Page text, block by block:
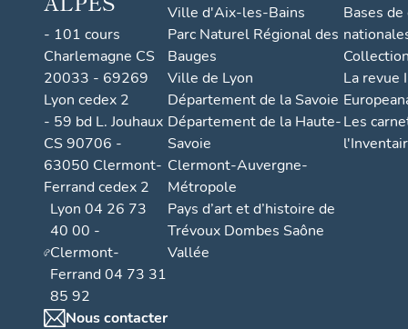
- 101 cours
Charlemagne CS
20033 - 69269
Lyon cedex 2
- 59 bd L. Jouhaux
CS 90706 -
63050 Clermont-
Ferrand cedex 2
Lyon 04 26 73
40 00 -
Clermont-
Ferrand 04 73 31
85 92
Nous contacter
Ville d'Aix-les-Bains
Parc Naturel Régional des
Bauges
Ville de Lyon
Département de la Savoie
Département de la Haute-
Savoie
Clermont-Auvergne-
Métropole
Pays d’art et d’histoire de
Trévoux Dombes Saône
Vallée
Bases
La revue
Les